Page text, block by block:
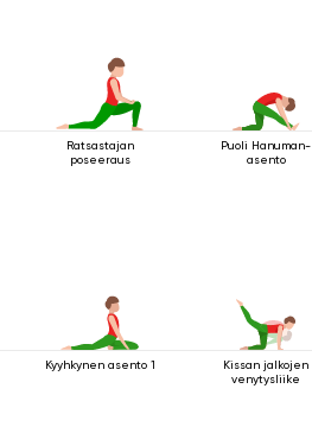
Ratsastajan
poseeraus
Puoli Hanuman-
asento
Kyyhkynen asento 1
Kissan jalkojen
venytysliike